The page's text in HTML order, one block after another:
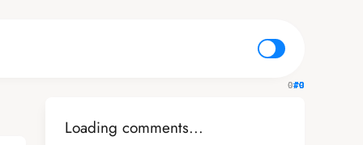
Loading comments...